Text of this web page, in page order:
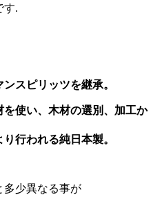
す.
スピリッツを継承。
使い、木材の選別、加工か
行われる純日本製。
多少異なる事が